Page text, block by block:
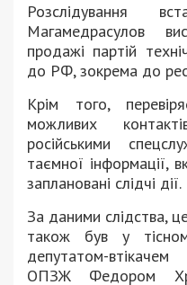
Розслідування
Магамедрасулов
продажі партій
до РФ, зокрема до
Крім того,
можливих
російськими
таємної інформації,
заплановані слідчі дії.
За даними слідства,
також був у
депутатом-
ОПЗЖ Федором